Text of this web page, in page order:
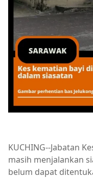
KUCHING--Jabatan
masih menjalankan
belum dapat